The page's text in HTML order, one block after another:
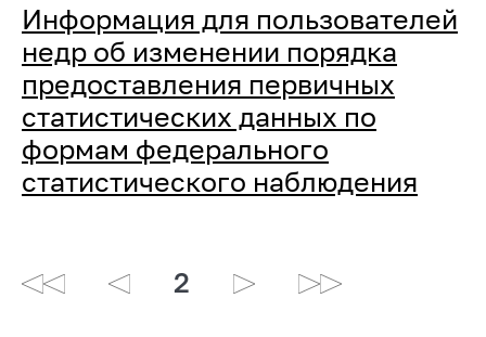
Информация для пользователей
недр об изменении порядка
предоставления первичных
статистических данных по
формам федерального
статистического наблюдения
2